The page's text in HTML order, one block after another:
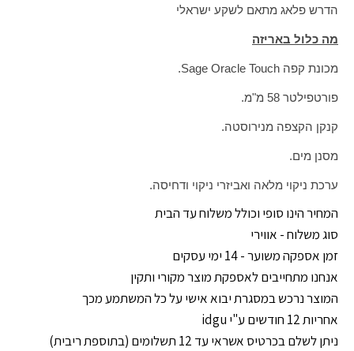
הדרש פלאג מתאם לשקע ישראלי
מה כלול באריזה
מכונת קפה Sage Oracle Touch.
פורטפילטר 58 מ"מ.
קנקן הקצפה מנירוסטה.
מסנן מים.
ערכת ניקוי מלאה ואביזרי ניקוי ודחיסה.
המחיר הינו סופי וכולל משלוח עד הבית
סוג משלוח - אווירי
זמן אספקה משוער - 14 ימי עסקים
אנחנו מתחייבים לאספקת מוצר מקורי ותקין
המוצר נרכש במסגרת יבוא אישי על כל המשתמע מכך
אחריות 12 חודשים ע"י idgu
ניתן לשלם בכרטיס אשראי עד 12 תשלומים (בתוספת ריבית)